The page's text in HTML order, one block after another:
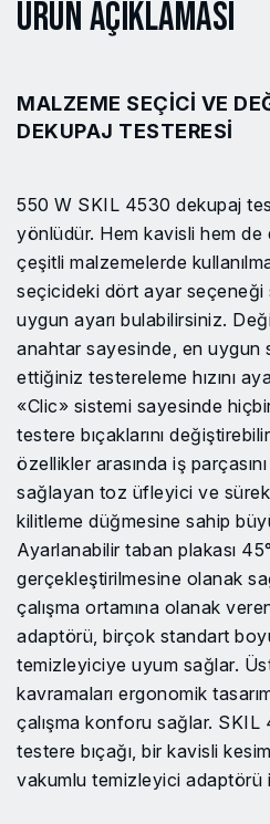
Ürün Açıklaması
MALZEME SEÇICI VE
DEKUPAJ TESTERESI
550 W SKIL 4530 dekupaj
yönlüdür. Hem kavisli hem
çeşitli malzemelerde
seçicideki dört ayar seçeneği
uygun ayarı bulabilirsiniz.
anahtar sayesinde, en uygun
ettiğiniz testereleme hızını
«Clic» sistemi sayesinde
testere bıçaklarını
özellikler arasında iş
sağlayan toz üfleyici ve
kilitleme düğmesine sahip
Ayarlanabilir taban plakası
gerçekleştirilmesine olanak
çalışma ortamına olanak
adaptörü, birçok standart
temizleyiciye uyum sağlar.
kavramaları ergonomik
çalışma konforu sağlar.
testere bıçağı, bir kavisli
vakumlu temizleyici adaptörü